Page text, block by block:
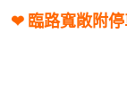
❤ 臨路寬敞附停